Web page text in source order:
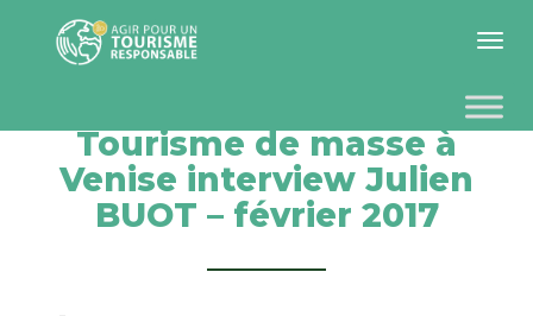
Toggle
Tourisme de masse à
Venise interview Julien
BUOT – février 2017